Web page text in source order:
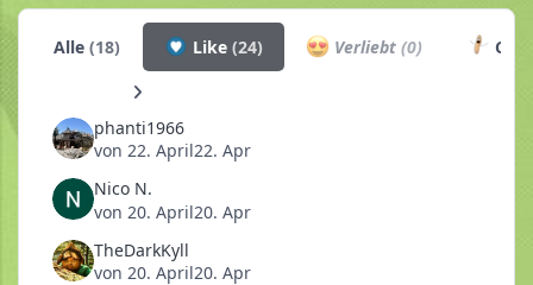
Alle(18) Like (24) Verliebt(0)
phanti1966
von 22. April22. Apr
Nico N.
von 20. April20. Apr
TheDarkKyll
von 20. April20. Apr